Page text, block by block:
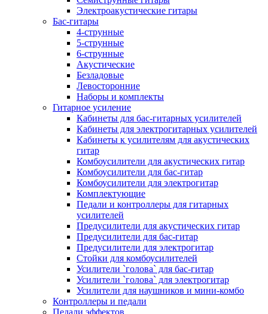
Электроакустические гитары
Бас-гитары
4-струнные
5-струнные
6-струнные
Акустические
Безладовые
Левосторонние
Наборы и комплекты
Гитарное усиление
Кабинеты для бас-гитарных усилителей
Кабинеты для электрогитарных усилителей
Кабинеты к усилителям для акустических
гитар
Комбоусилители для акустических гитар
Комбоусилители для бас-гитар
Комбоусилители для электрогитар
Комплектующие
Педали и контроллеры для гитарных
усилителей
Предусилители для акустических гитар
Предусилители для бас-гитар
Предусилители для электрогитар
Стойки для комбоусилителей
Усилители `голова` для бас-гитар
Усилители `голова` для электрогитар
Усилители для наушников и мини-комбо
Контроллеры и педали
Педали эффектов